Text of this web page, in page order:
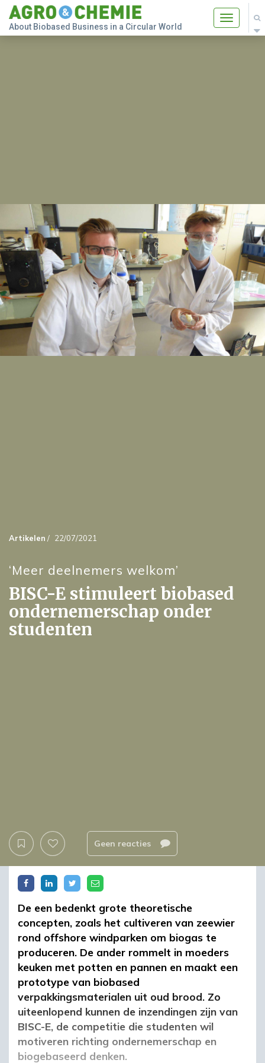
Toggle
About Biobased Business in a Circular World
Artikelen / 22/07/2021
‘Meer deelnemers welkom’
BISC-E stimuleert biobased
ondernemerschap onder
studenten
Geen reacties
De een bedenkt grote theoretische
concepten, zoals het cultiveren van zeewier
rond offshore windparken om biogas te
produceren. De ander rommelt in moeders
keuken met potten en pannen en maakt een
prototype van biobased
verpakkingsmaterialen uit oud brood. Zo
uiteenlopend kunnen de inzendingen zijn van
BISC-E, de competitie die studenten wil
motiveren richting ondernemerschap en
biogebaseerd denken.